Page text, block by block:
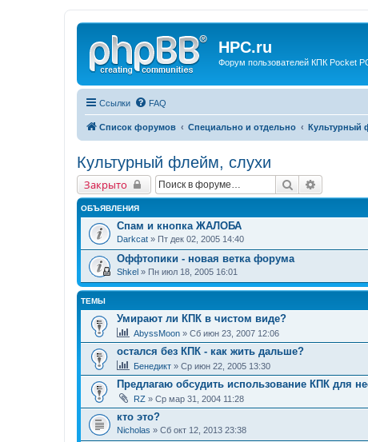
HPC.ru
Форум пользователей КПК Pocket
Ссылки FAQ
Список форумов Специально и отдельно Культурный
Культурный флейм, слухи
Закрыто Поиск
ОБЪЯВЛЕНИЯ
Спам и кнопка ЖАЛОБА
Darkcat » Пт дек 02, 2005 14:40
Оффтопики - новая ветка форума
Shkel » Пн июл 18, 2005 16:01
ТЕМЫ
Умирают ли КПК в чистом виде?
AbyssMoon » Сб июн 23, 2007 12:06
остался без КПК - как жить дальше?
Бенедикт » Ср июн 22, 2005 13:30
Предлагаю обсудить использование КПК для
RZ » Ср мар 31, 2004 11:28
кто это?
Nicholas » Сб окт 12, 2013 23:38